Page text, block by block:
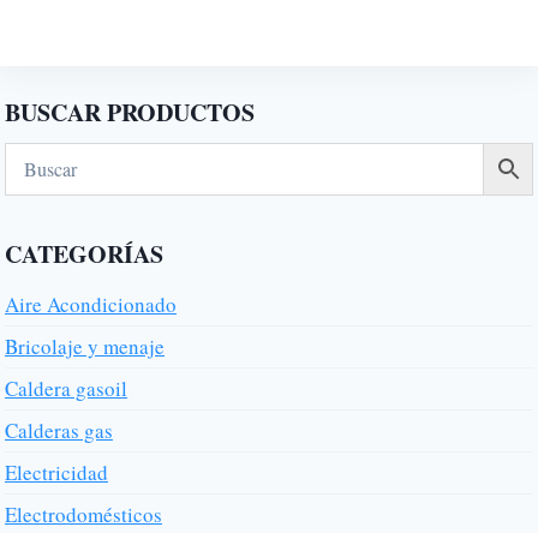
BUSCAR PRODUCTOS
CATEGORÍAS
Aire Acondicionado
Bricolaje y menaje
Caldera gasoil
Calderas gas
Electricidad
Electrodomésticos